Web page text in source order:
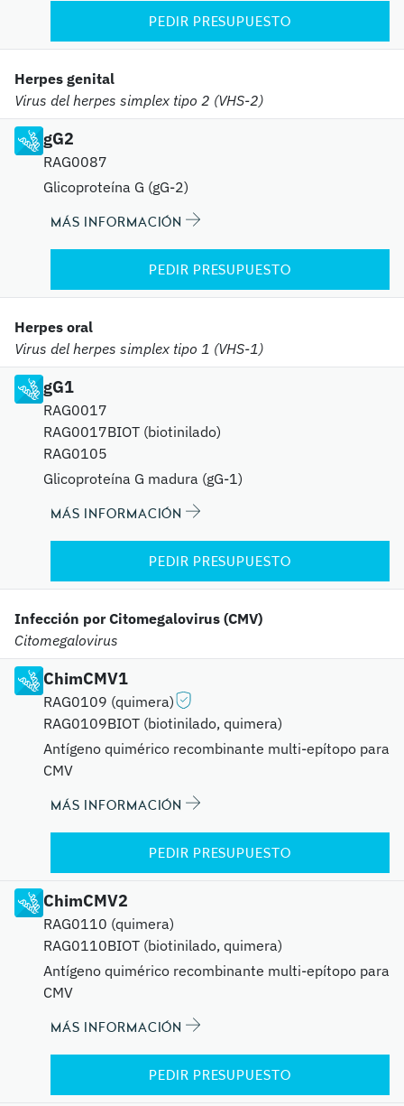
PEDIR PRESUPUESTO
Herpes genital
Virus del herpes simplex tipo 2 (VHS-2)
gG2
RAG0087
Glicoproteína G (gG-2)
MÁS INFORMACIÓN
PEDIR PRESUPUESTO
Herpes oral
Virus del herpes simplex tipo 1 (VHS-1)
gG1
RAG0017
RAG0017BIOT (biotinilado)
RAG0105
Glicoproteína G madura (gG-1)
MÁS INFORMACIÓN
PEDIR PRESUPUESTO
Infección por Citomegalovirus (CMV)
Citomegalovirus
ChimCMV1
RAG0109 (quimera)
RAG0109BIOT (biotinilado, quimera)
Antígeno quimérico recombinante multi-epítopo para
CMV
MÁS INFORMACIÓN
PEDIR PRESUPUESTO
ChimCMV2
RAG0110 (quimera)
RAG0110BIOT (biotinilado, quimera)
Antígeno quimérico recombinante multi-epítopo para
CMV
MÁS INFORMACIÓN
PEDIR PRESUPUESTO